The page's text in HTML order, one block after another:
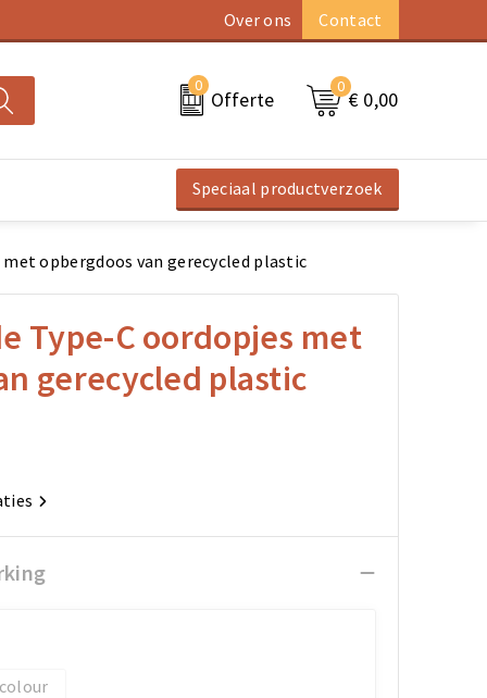
Over ons Contact
0
Offerte
0
€ 0,00
Speciaal productverzoek
opbergdoos van gerecycled plastic
Type-C oordopjes met
gerecycled plastic